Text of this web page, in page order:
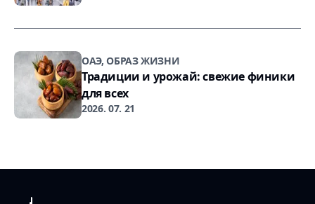
ОАЭ, ОБРАЗ ЖИЗНИ
Традиции и урожай: свежие финики
для всех
2026. 07. 21